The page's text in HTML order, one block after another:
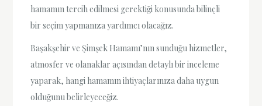
hamamın tercih edilmesi gerektiği konusunda bilinçli
bir seçim yapmanıza yardımcı olacağız.
Başakşehir ve Şimşek Hamamı’nın sunduğu hizmetler,
atmosfer ve olanaklar açısından detaylı bir inceleme
yaparak, hangi hamamın ihtiyaçlarınıza daha uygun
olduğunu belirleyeceğiz.